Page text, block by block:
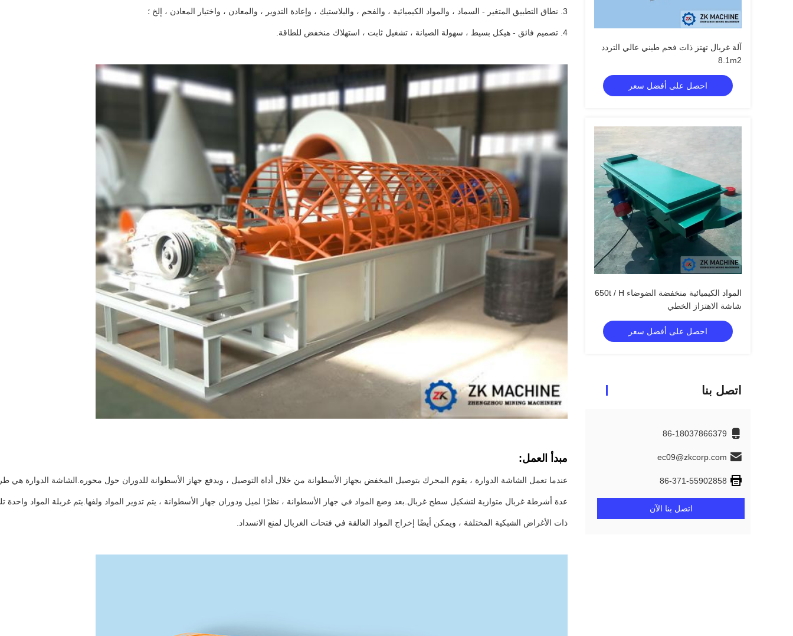
آلة غربال تهتز ذات فحم طيني عالي التردد
8.1m2
احصل على أفضل سعر
المواد الكيميائية منخفضة الضوضاء 650t / H
شاشة الاهتزاز الخطي
احصل على أفضل سعر
اتصل بنا
86-18037866379
ec09@zkcorp.com
86-371-55902858
اتصل بنا الآن
3. نطاق التطبيق المتغير - السماد ، والمواد الكيميائية ، والفحم ، والبلاستيك ، وإعادة التدوير ، والمعادن ، واختيار المعادن ، إلخ ؛
4. تصميم فائق - هيكل بسيط ، سهولة الصيانة ، تشغيل ثابت ، استهلاك منخفض للطاقة.
مبدأ العمل:
عندما تعمل الشاشة الدوارة ، يقوم المحرك بتوصيل المخفض بجهاز الأسطوانة من خلال أداة التوصيل ، ويدفع جهاز الأسطوانة للدوران حول محوره.الشاشة الدوارة هي
عدة أشرطة غربال متوازية لتشكيل سطح غربال.بعد وضع المواد في جهاز الأسطوانة ، نظرًا لميل ودوران جهاز الأسطوانة ، يتم تدوير المواد ولفها.يتم غربلة المواد
ذات الأغراض الشبكية المختلفة ، ويمكن أيضًا إخراج المواد العالقة في فتحات الغربال لمنع الانسداد.